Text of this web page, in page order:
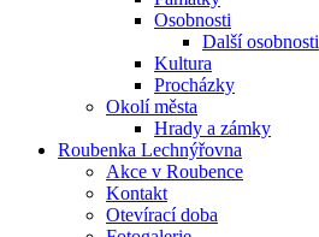
Osobnosti
Další osobnosti
Kultura
Procházky
Okolí města
Hrady a zámky
Roubenka Lechnýřovna
Akce v Roubence
Kontakt
Otevírací doba